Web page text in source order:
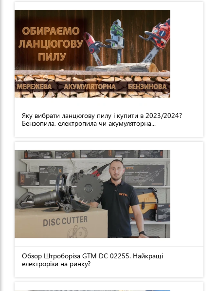
Яку вибрати ланцюгову пилу і купити в 2023/2024?
Бензопила, електропила чи акумуляторна...
Обзор Штроборіза GTM DC 02255. Найкращі
електрорізи на ринку?